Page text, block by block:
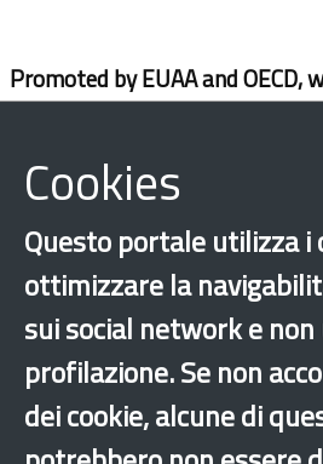
Promoted by EUAA and OECD,
be better tailored
Cookies
Questo portale utilizza i
ottimizzare la
sui social network e
profilazione. Se non
dei cookie, alcune di